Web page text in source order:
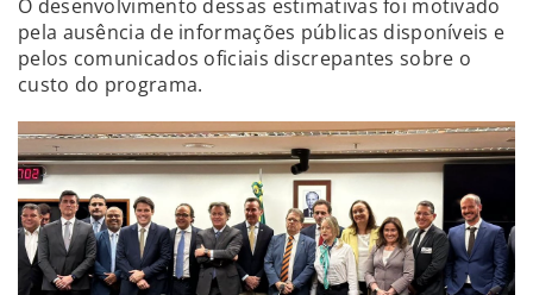
O desenvolvimento dessas estimativas foi motivado
pela ausência de informações públicas disponíveis e
pelos comunicados oficiais discrepantes sobre o
custo do programa.